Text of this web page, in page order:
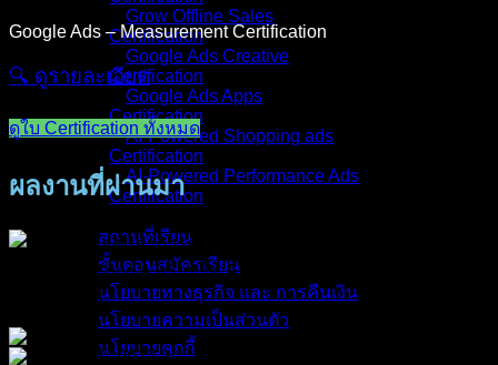
Grow Offline Sales
Certification
Google Ads Creative
Certification
Google Ads Apps
Certification
AI-Powered Shopping ads
Certification
AI-Powered Performance Ads
Certification
สถานที่เรียน
ขั้นตอนสมัครเรียน
นโยบายทางธุรกิจ และ การคืนเงิน
นโยบายความเป็นส่วนตัว
นโยบายคุกกี้
Google Ads – Measurement Certification
🔍︎ ดูรายละเอียด
ดูใบ Certification ทั้งหมด
ผลงานที่ผ่านมา